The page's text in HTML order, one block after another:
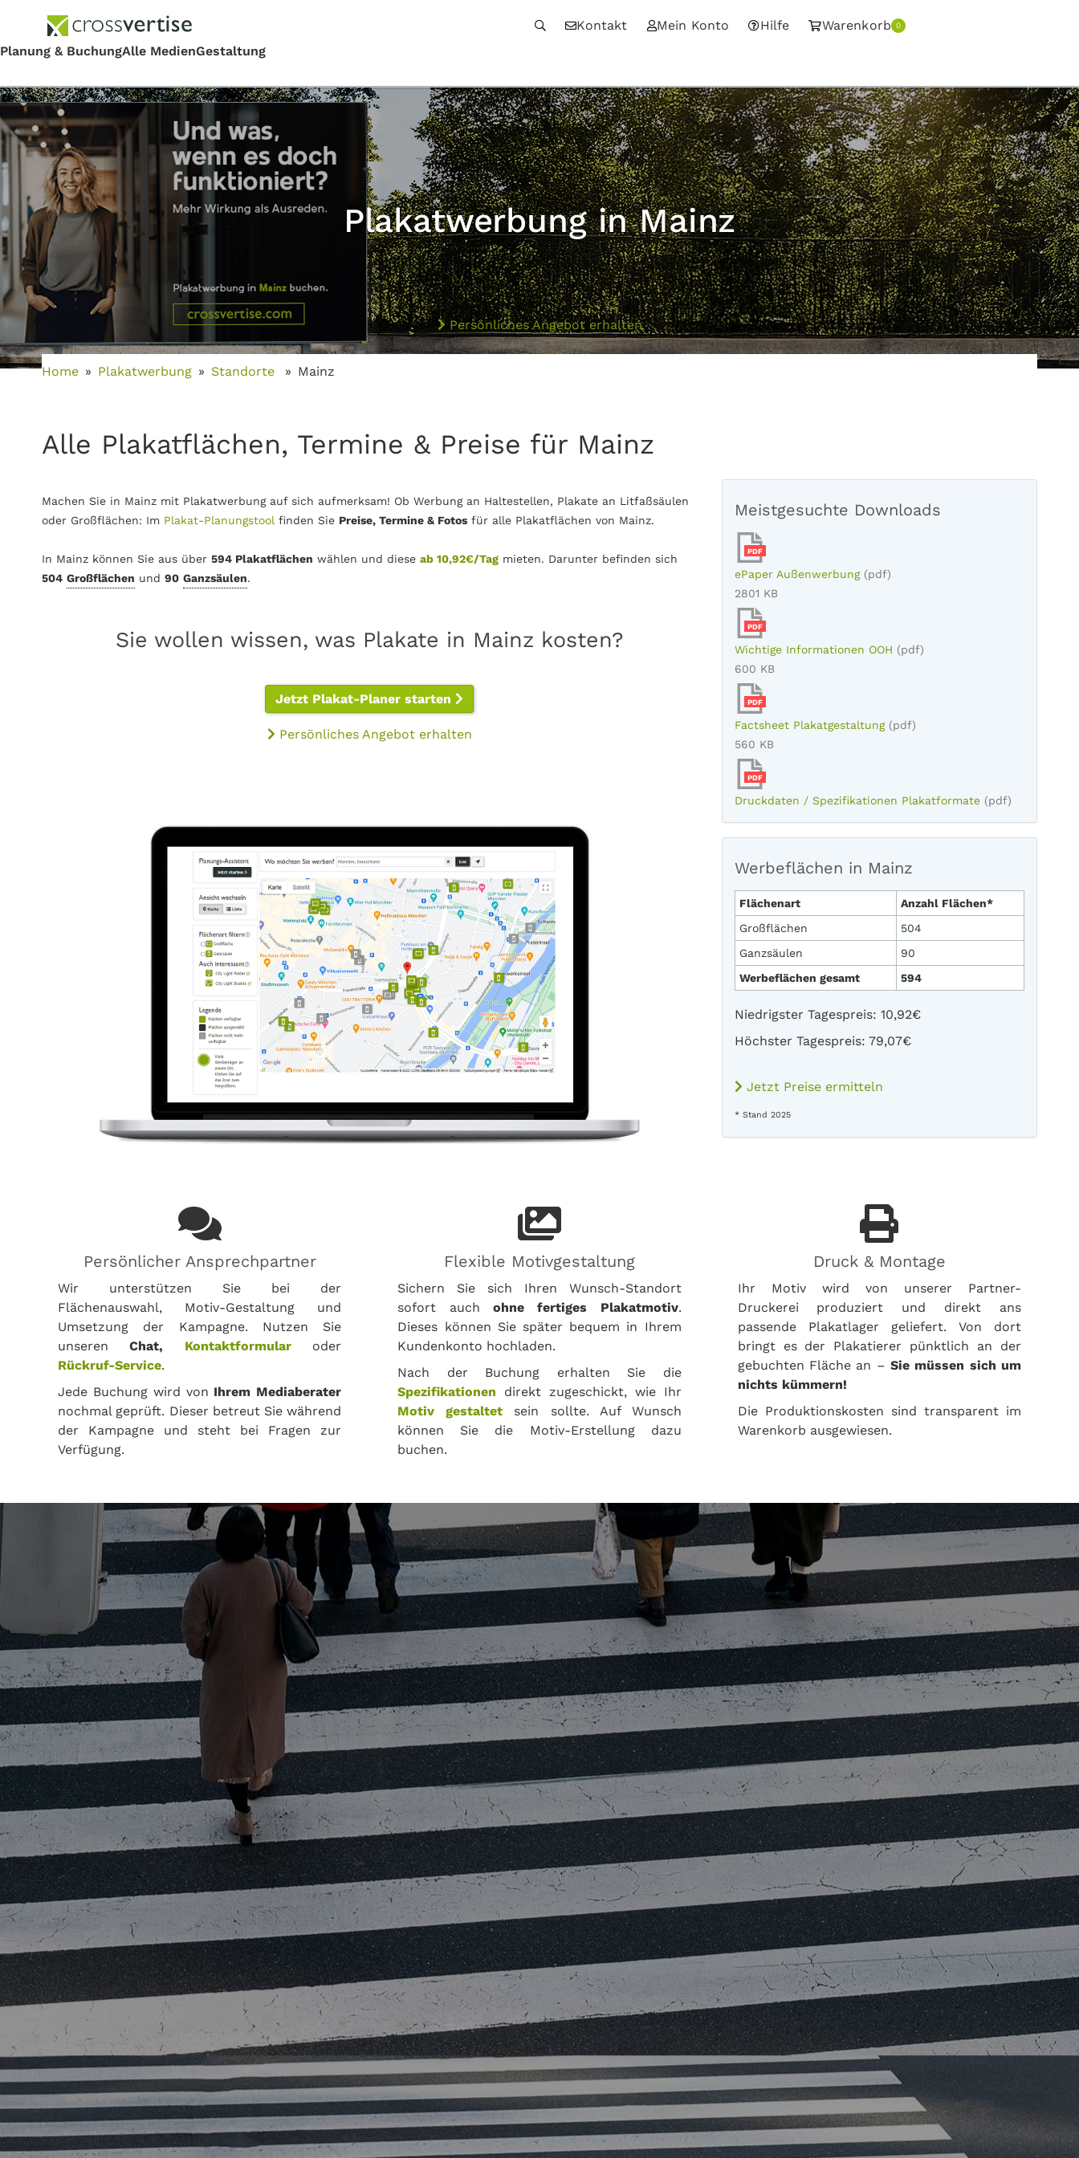
Kontakt Mein Konto Hilfe Warenkorb 0
Plakatwerbung in Mainz
Persönliches Angebot erhalten
Home Plakatwerbung Standorte Mainz
Alle Plakatflächen, Termine & Preise für Mainz
Machen Sie in Mainz mit Plakatwerbung auf sich aufmerksam! Ob Werbung an Haltestellen, Plakate an Litfaßsäulen
oder Großflächen: Im Plakat-Planungstool finden Sie Preise, Termine & Fotos für alle Plakatflächen von Mainz.
In Mainz können Sie aus über 594 Plakatflächen wählen und diese ab 10,92€/Tag mieten. Darunter befinden sich
504 Großflächen und 90 Ganzsäulen.
Sie wollen wissen, was Plakate in Mainz kosten?
Jetzt Plakat-Planer starten
Persönliches Angebot erhalten
Meistgesuchte Downloads
PDF
ePaper Außenwerbung (pdf)
2801 KB
PDF
Wichtige Informationen OOH (pdf)
600 KB
PDF
Factsheet Plakatgestaltung (pdf)
560 KB
PDF
Druckdaten / Spezifikationen Plakatformate (pdf)
Werbeflächen in Mainz
Flächenart
Anzahl Flächen*
Großflächen
504
Ganzsäulen
90
Werbeflächen gesamt
594
Niedrigster Tagespreis: 10,92€
Höchster Tagespreis: 79,07€
Jetzt Preise ermitteln
* Stand 2025
Persönlicher Ansprechpartner
Wir unterstützen Sie bei der
Flächenauswahl, Motiv-Gestaltung und
Umsetzung der Kampagne. Nutzen Sie
unserenChat, Kontaktformularoder
Rückruf-Service.
Jede Buchung wird von Ihrem Mediaberater
nochmal geprüft. Dieser betreut Sie während
der Kampagne und steht bei Fragen zur
Verfügung.
Flexible Motivgestaltung
Sichern Sie sich Ihren Wunsch-Standort
sofort auch ohne fertiges Plakatmotiv.
Dieses können Sie später bequem in Ihrem
Kundenkonto hochladen.
Nach der Buchung erhalten Sie die
Spezifikationen direkt zugeschickt, wie Ihr
Motiv gestaltet sein sollte. Auf Wunsch
können Sie die Motiv-Erstellung dazu
buchen.
Druck & Montage
Ihr Motiv wird von unserer Partner-
Druckerei produziert und direkt ans
passende Plakatlager geliefert. Von dort
bringt es der Plakatierer pünktlich an der
gebuchten Fläche an – Sie müssen sich um
nichts kümmern!
Die Produktionskosten sind transparent im
Warenkorb ausgewiesen.